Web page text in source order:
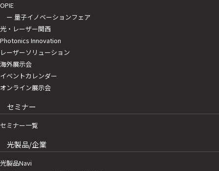
OPIE
ー 量子イノベーションフェア
光・レーザー関西
Photonics Innovation
レーザーソリューション
海外展示会
イベントカレンダー
オンライン展示会
セミナー
セミナー一覧
光製品/企業
光製品Navi